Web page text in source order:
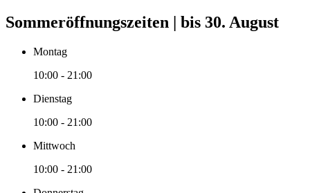
Sommeröffnungszeiten | bis 30. August
Montag
10:00 - 21:00
Dienstag
10:00 - 21:00
Mittwoch
10:00 - 21:00